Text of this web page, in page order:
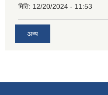
मिति: 12/20/2024 - 11:53
अन्य